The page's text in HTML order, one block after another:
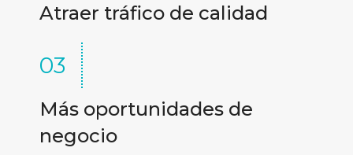
Atraer tráfico de calidad
03
Más oportunidades de
negocio